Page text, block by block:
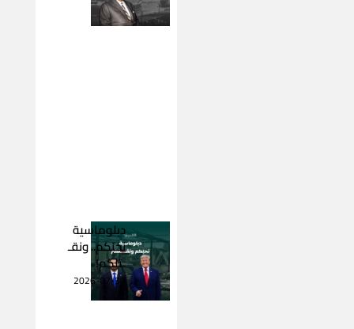
دبلوماسية
نحبّكم.. ونقـ
ـتلكم!
2026-07-30